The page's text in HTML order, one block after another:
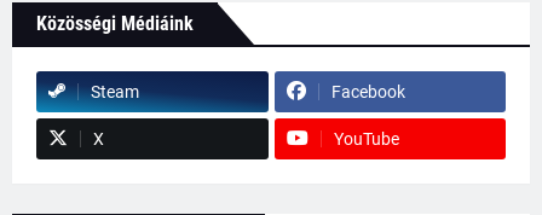
Közösségi Médiáink
Steam Facebook
X YouTube